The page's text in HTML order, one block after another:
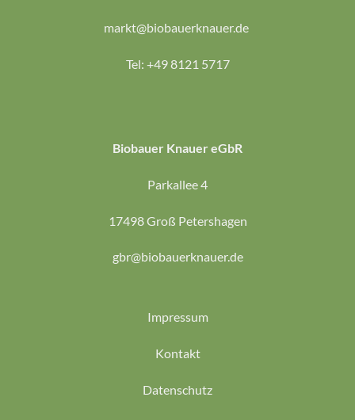
markt@biobauerknauer.de
Tel: +49 8121 5717
Biobauer Knauer eGbR
Parkallee 4
17498 Groß Petershagen
gbr@biobauerknauer.de
Impressum
Kontakt
Datenschutz